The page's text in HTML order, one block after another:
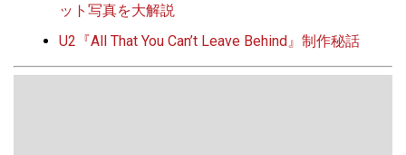
ット写真を大解説
U2『All That You Can’t Leave Behind』制作秘話